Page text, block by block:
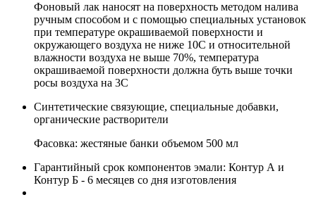
Фоновый лак наносят на поверхность методом налива
ручным способом и с помощью специальных установок
при температуре окрашиваемой поверхности и
окружающего воздуха не ниже 10С и относительной
влажности воздуха не выше 70%, температура
окрашиваемой поверхности должна буть выше точки
росы воздуха на 3С
Синтетические связующие, специальные добавки,
органические растворители
Фасовка: жестяные банки объемом 500 мл
Гарантийный срок компонентов эмали: Контур А и
Контур Б - 6 месяцев со дня изготовления